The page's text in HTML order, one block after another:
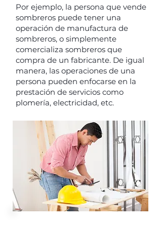
Por ejemplo, la persona que vende
sombreros puede tener una
operación de manufactura de
sombreros, o simplemente
comercializa sombreros que
compra de un fabricante. De igual
manera, las operaciones de una
persona pueden enfocarse en la
prestación de servicios como
plomería, electricidad, etc.